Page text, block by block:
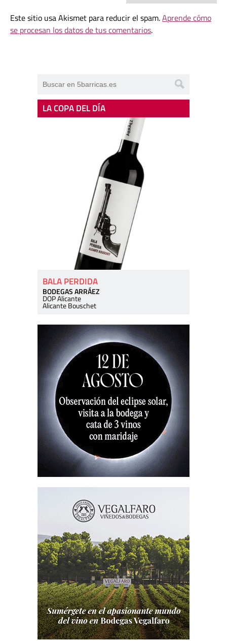
Este sitio usa Akismet para reducir el spam.Aprende cómo
se procesan los datos de tus comentarios.
LA COPA DEL DÍA
BALA PERDIDA
BODEGAS ARRÁEZ
DOP Alicante
Alicante Bouschet